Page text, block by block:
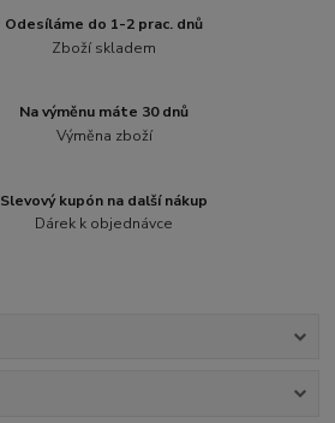
Odesíláme do 1-2 prac. dnů
Zboží skladem
Na výměnu máte 30 dnů
Výměna zboží
Slevový kupón na další nákup
Dárek k objednávce